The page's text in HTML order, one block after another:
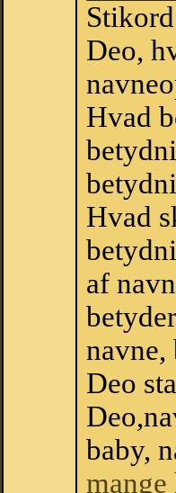
Deo,
Hvad
Hvad
af
navne,
Deo
baby,
mange